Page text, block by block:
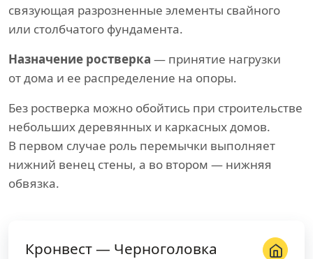
связующая разрозненные элементы свайного
или столбчатого фундамента.
Назначение ростверка — принятие нагрузки
от дома и ее распределение на опоры.
Без ростверка можно обойтись при строительстве
небольших деревянных и каркасных домов.
В первом случае роль перемычки выполняет
нижний венец стены, а во втором — нижняя
обвязка.
Кронвест — Черноголовка